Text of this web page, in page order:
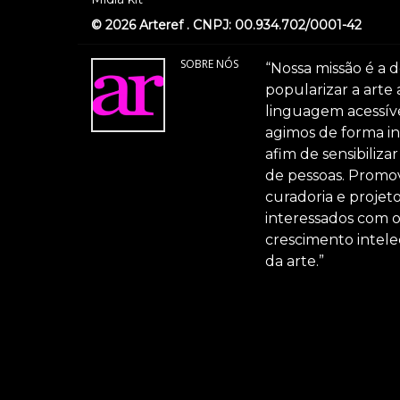
© 2026 Arteref . CNPJ: 00.934.702/0001-42
SOBRE NÓS
“Nossa missão é
popularizar a arte
linguagem
agimos de forma
afim de
de pessoas.
curadoria e
interessados com
crescimento
da arte.”